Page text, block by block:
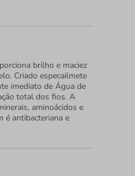
brilho e maciez
Criado especailmete
imediato de Água de
total dos fios. A
aminoácidos e
é antibacteriana e